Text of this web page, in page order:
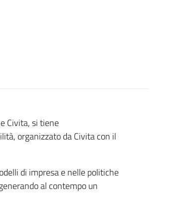
Civita, si tiene
organizzato da Civita con il
di impresa e nelle politiche
al contempo un